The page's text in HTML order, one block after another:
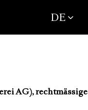
DE
AG), rechtmässige